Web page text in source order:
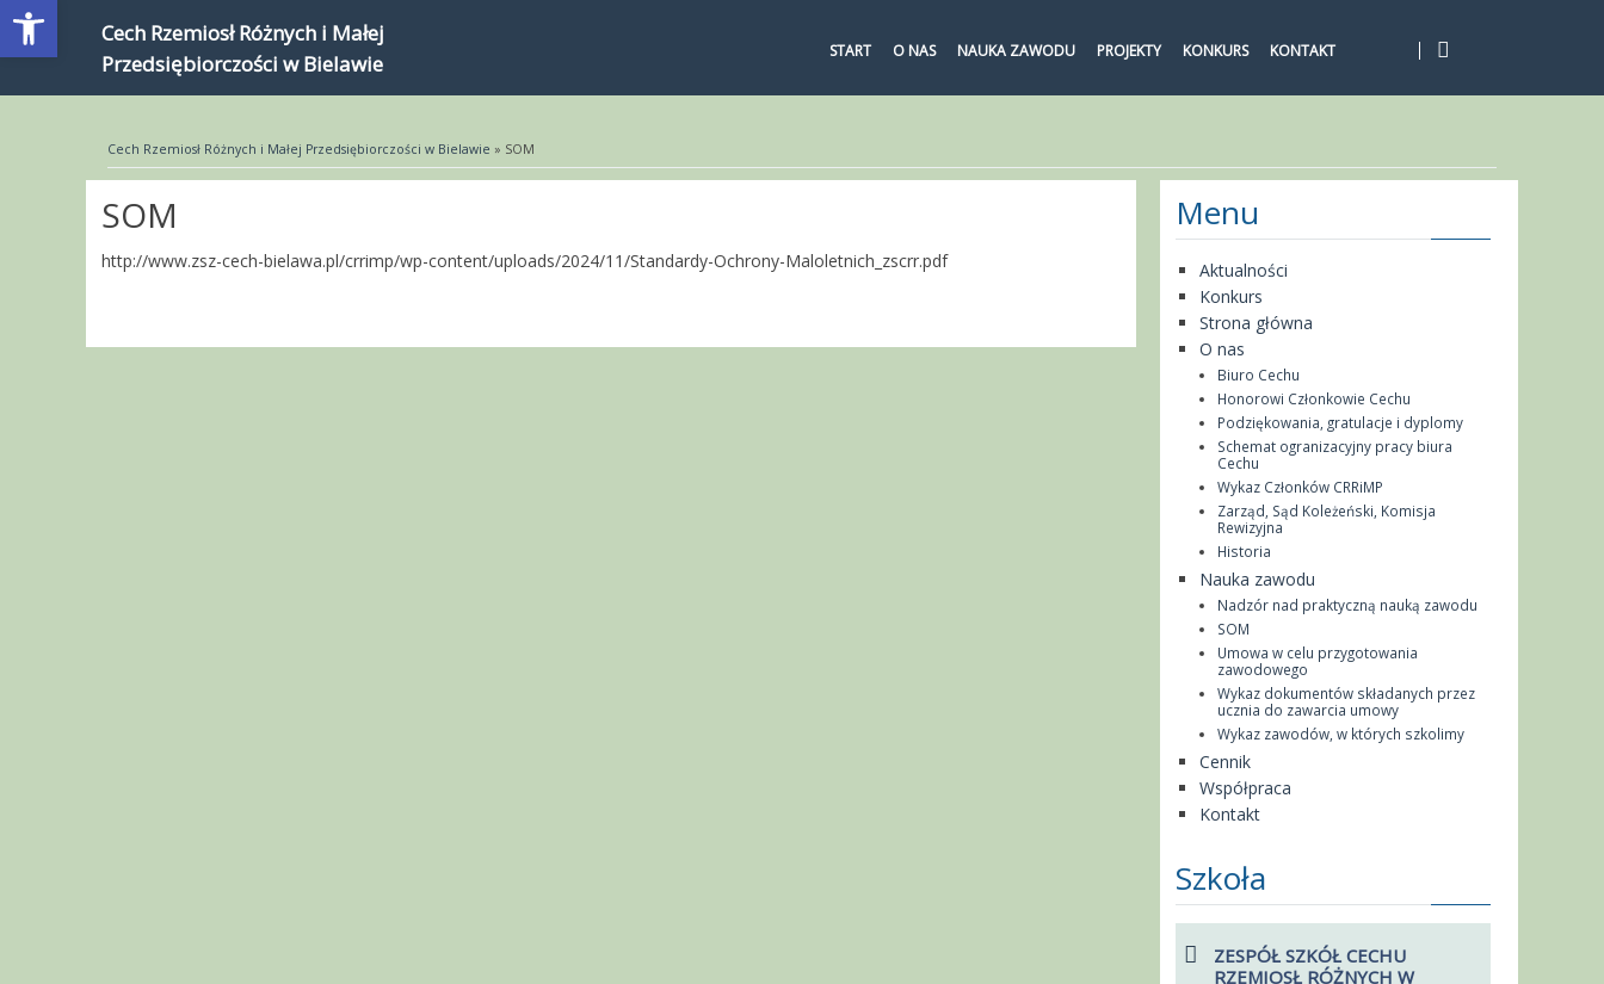
Cech Rzemiosł Różnych i Małej
Przedsiębiorczości w Bielawie
START O NAS NAUKA ZAWODU PROJEKTY KONKURS KONTAKT
Cech Rzemiosł Różnych i Małej Przedsiębiorczości w Bielawie » SOM
SOM
http://www.zsz-cech-bielawa.pl/crrimp/wp-content/uploads/2024/11/Standardy-Ochrony-Maloletnich_zscrr.pdf
Menu
Aktualności
Konkurs
Strona główna
O nas
Biuro Cechu
Honorowi Członkowie Cechu
Podziękowania, gratulacje i dyplomy
Schemat ogranizacyjny pracy biura
Cechu
Wykaz Członków CRRiMP
Zarząd, Sąd Koleżeński, Komisja
Rewizyjna
Historia
Nauka zawodu
Nadzór nad praktyczną nauką zawodu
SOM
Umowa w celu przygotowania
zawodowego
Wykaz dokumentów składanych przez
ucznia do zawarcia umowy
Wykaz zawodów, w których szkolimy
Cennik
Współpraca
Kontakt
Szkoła
ZESPÓŁ SZKÓŁ CECHU
RZEMIOSŁ RÓŻNYCH W
Open toolbar